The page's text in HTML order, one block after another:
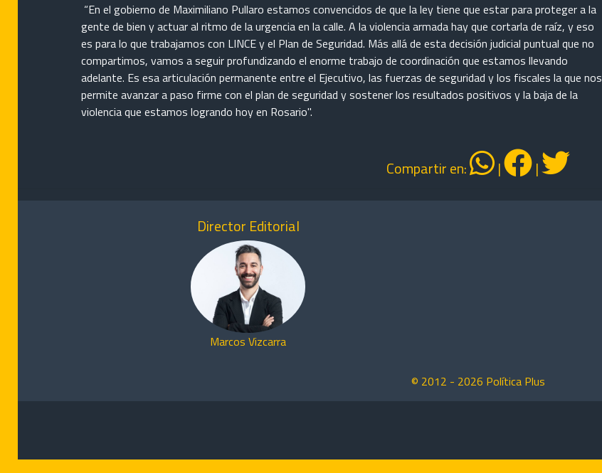
“En el gobierno de Maximiliano Pullaro estamos convencidos de que la ley tiene que estar para proteger a la
gente de bien y actuar al ritmo de la urgencia en la calle. A la violencia armada hay que cortarla de raíz, y eso
es para lo que trabajamos con LINCE y el Plan de Seguridad. Más allá de esta decisión judicial puntual que no
compartimos, vamos a seguir profundizando el enorme trabajo de coordinación que estamos llevando
adelante. Es esa articulación permanente entre el Ejecutivo, las fuerzas de seguridad y los fiscales la que nos
permite avanzar a paso firme con el plan de seguridad y sostener los resultados positivos y la baja de la
violencia que estamos logrando hoy en Rosario".
Compartir en: | |
Director Editorial
Marcos Vizcarra
© 2012 - 2026 Política Plus